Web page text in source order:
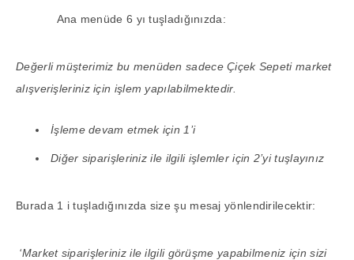
Ana menüde 6 yı tuşladığınızda:
Değerli müşterimiz bu menüden sadece Çiçek Sepeti market
alışverişleriniz için işlem yapılabilmektedir.
İşleme devam etmek için 1’i
Diğer siparişleriniz ile ilgili işlemler için 2’yi tuşlayınız
Burada 1 i tuşladığınızda size şu mesaj yönlendirilecektir:
‘Market siparişleriniz ile ilgili görüşme yapabilmeniz için sizi